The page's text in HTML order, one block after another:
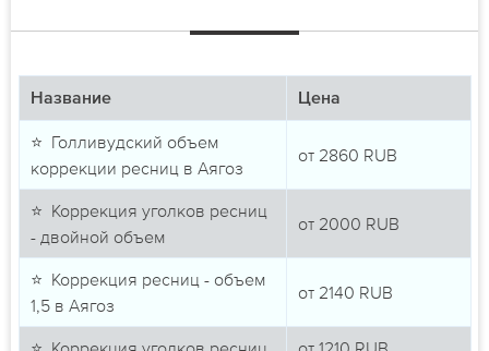
Название Цена
⭐ Голливудский объем
коррекции ресниц в Аягоз
от 2860 RUB
⭐ Коррекция уголков ресниц
- двойной объем
от 2000 RUB
⭐ Коррекция ресниц - объем
1,5 в Аягоз
от 2140 RUB